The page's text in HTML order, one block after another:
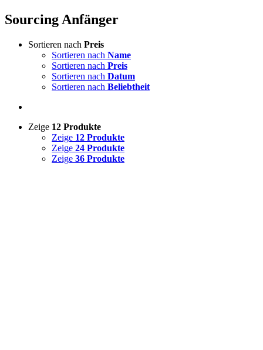
Sourcing Anfänger
Sortieren nach Preis
Sortieren nach Name
Sortieren nach Preis
Sortieren nach Datum
Sortieren nach Beliebtheit
Zeige 12 Produkte
Zeige 12 Produkte
Zeige 24 Produkte
Zeige 36 Produkte